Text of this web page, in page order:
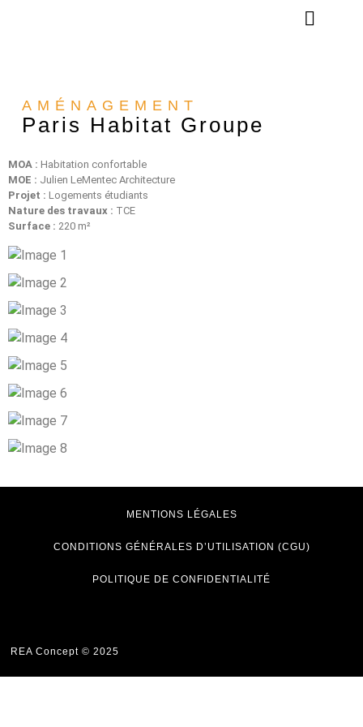
AMÉNAGEMENT
Paris Habitat Groupe
MOA : Habitation confortable
MOE : Julien LeMentec Architecture
Projet : Logements étudiants
Nature des travaux : TCE
Surface : 220 m²
REA Concept © 2025
MENTIONS LÉGALES
CONDITIONS GÉNÉRALES D’UTILISATION (CGU)
POLITIQUE DE CONFIDENTIALITÉ